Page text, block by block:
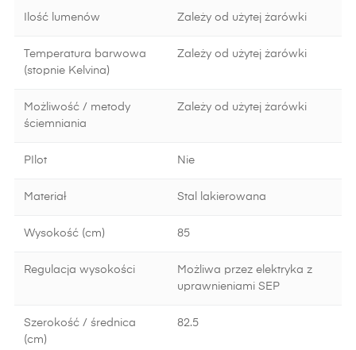
Ilość lumenów Zależy od użytej żarówki
Temperatura barwowa
(stopnie Kelvina)
Zależy od użytej żarówki
Możliwość / metody
ściemniania
Zależy od użytej żarówki
PIlot Nie
Materiał Stal lakierowana
Wysokość (cm) 85
Regulacja wysokości
Możliwa przez elektryka z
uprawnieniami SEP
Szerokość / średnica
(cm)
82.5